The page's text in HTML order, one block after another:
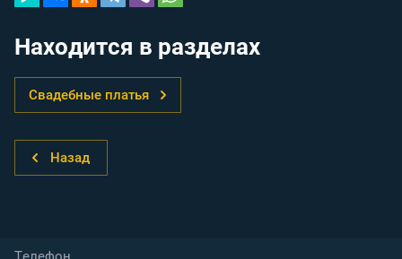
Находится в разделах
Свадебные платья
Назад